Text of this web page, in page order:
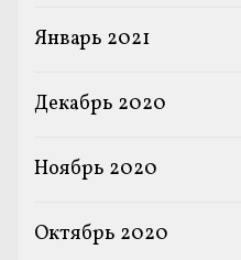
Январь 2021
Декабрь 2020
Ноябрь 2020
Октябрь 2020